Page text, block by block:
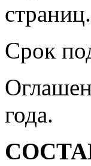
страниц.
Срок
года.